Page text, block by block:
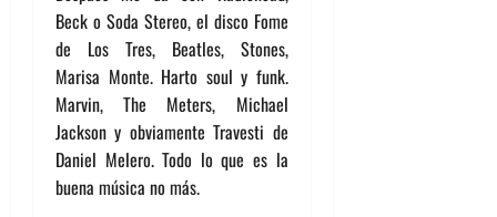
Beck o Soda Stereo, el disco Fome
de Los Tres, Beatles, Stones,
Marisa Monte. Harto soul y funk.
Marvin, The Meters, Michael
Jackson y obviamente Travesti de
Daniel Melero. Todo lo que es la
buena música no más.